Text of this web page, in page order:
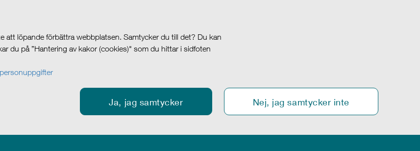
att löpande förbättra webbplatsen. Samtycker du till det? Du kan
du på ”Hantering av kakor (cookies)" som du hittar i sidfoten
Ja, jag samtycker Nej, jag samtycker inte